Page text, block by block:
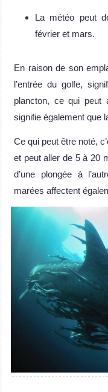
La météo peut
février et mars.
En raison de son
l’entrée du golfe,
plancton, ce qui peut
signifie également que
Ce qui peut être noté,
et peut aller de 5 à 20
d’une plongée à
marées affectent